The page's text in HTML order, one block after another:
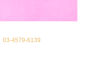
03-4579-6139